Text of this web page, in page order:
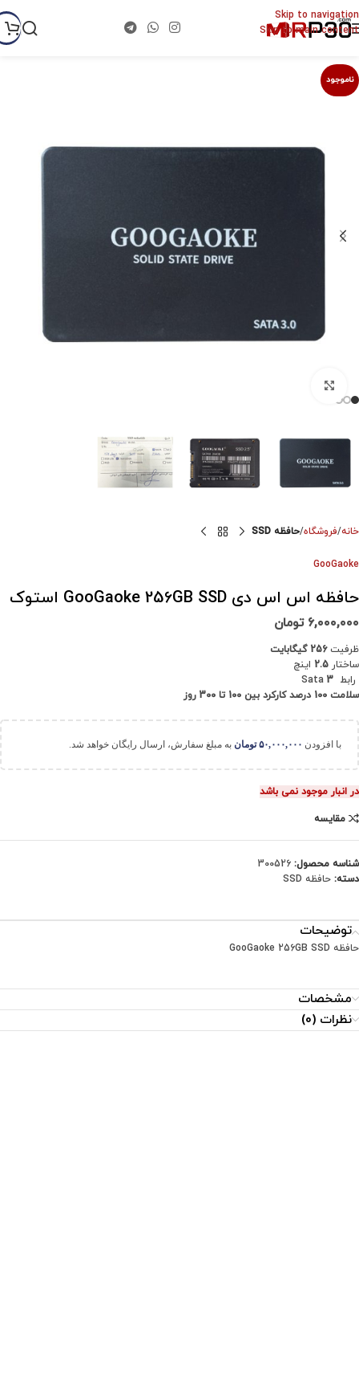
Skip to navigation
Skip to main content
ناموجود
خانه فروشگاه حافظه SSD
GooGaoke
حافظه اس اس دی GooGaoke 256GB SSD استوک
۶,۰۰۰,۰۰۰ تومان
ظرفیت256 گیگابایت
ساختار 2.5 اینچ
رابط Sata 3
سلامت 100 درصد کارکرد بین 100 تا 300 روز
با افزودن ۵۰,۰۰۰,۰۰۰ تومان به مبلغ سفارش، ارسال رایگان خواهد شد.
در انبار موجود نمی باشد
مقایسه
شناسه محصول: 300526
دسته: حافظه SSD
توضیحات
حافظه GooGaoke 256GB SSD
مشخصات
نظرات (0)